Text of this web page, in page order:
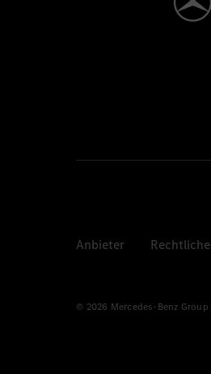
Anbieter
© 2026 Mercedes-Benz